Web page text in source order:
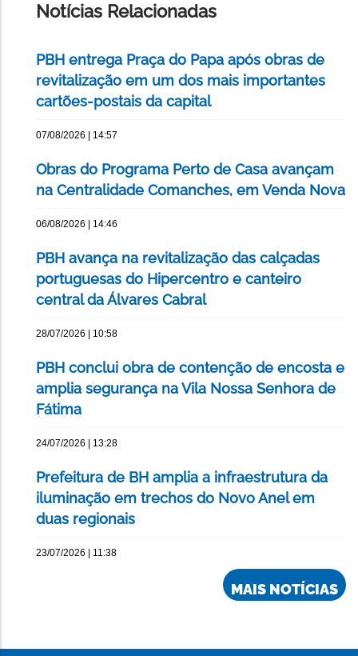
Notícias Relacionadas
PBH entrega Praça do Papa após obras de
revitalização em um dos mais importantes
cartões-postais da capital
07/08/2026 | 14:57
Obras do Programa Perto de Casa avançam
na Centralidade Comanches, em Venda Nova
06/08/2026 | 14:46
PBH avança na revitalização das calçadas
portuguesas do Hipercentro e canteiro
central da Álvares Cabral
28/07/2026 | 10:58
PBH conclui obra de contenção de encosta e
amplia segurança na Vila Nossa Senhora de
Fátima
24/07/2026 | 13:28
Prefeitura de BH amplia a infraestrutura da
iluminação em trechos do Novo Anel em
duas regionais
23/07/2026 | 11:38
MAIS NOTÍCIAS